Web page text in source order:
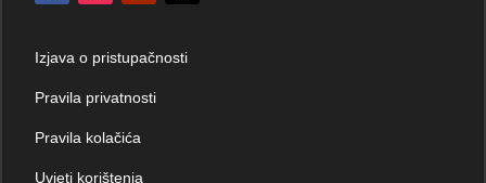
Izjava o pristupačnosti
Pravila privatnosti
Pravila kolačića
Uvjeti korištenja